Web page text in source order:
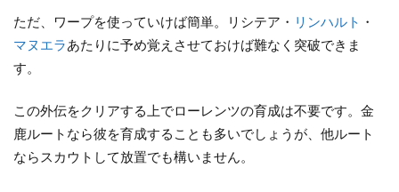
ただ、ワープを使っていけば簡単。リシテア・ リンハルト ・
マヌエラあたりに予め覚えさせておけば難なく突破できま
す。
この外伝をクリアする上でローレンツの育成は不要です。金
鹿ルートなら彼を育成することも多いでしょうが、他ルート
ならスカウトして放置でも構いません。